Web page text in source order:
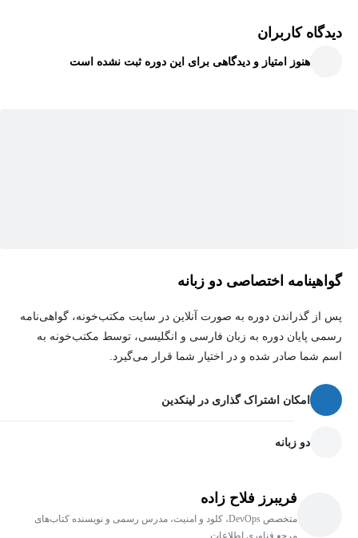
دیدگاه کاربران
هنوز امتیاز و دیدگاهی برای این دوره ثبت نشده است
گواهینامه اختصاصی دو زبانه
پس از گذراندن دوره به صورت آنلاین در سایت مکتب‌خونه، گواهی‌نامه
رسمی پایان دوره به زبان فارسی و انگلیسی، توسط مکتب‌خونه به
اسم شما صادر شده و در اختیار شما قرار می‌گیرد.
امکان اشتراک گذاری در لینکدین
دو زبانه
فریبرز فلاح زاده
متخصص DevOps، کلود و امنیت، مدرس رسمی و نویسنده کتاب‌های